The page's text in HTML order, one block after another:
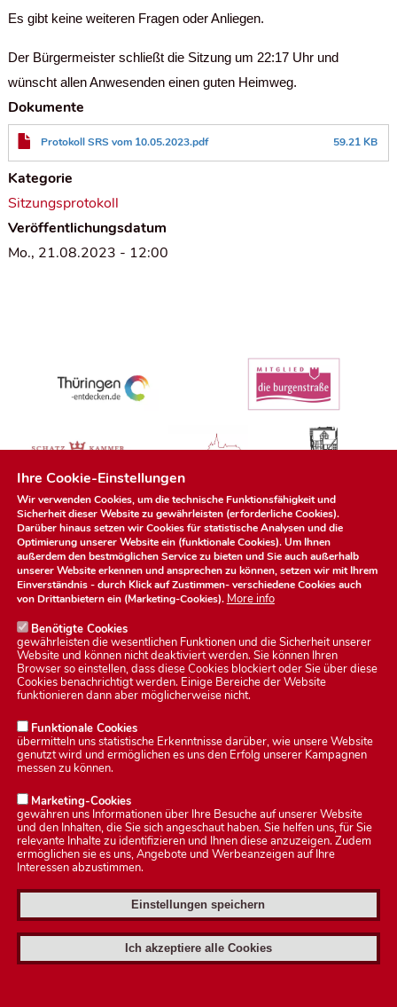
Es gibt keine weiteren Fragen oder Anliegen.
Der Bürgermeister schließt die Sitzung um 22:17 Uhr und
wünscht allen Anwesenden einen guten Heimweg.
Dokumente
Protokoll SRS vom 10.05.2023.pdf 59.21 KB
Kategorie
Sitzungsprotokoll
Veröffentlichungsdatum
Mo., 21.08.2023 - 12:00
Datenschutzerklärung
Ihre Cookie-Einstellungen
Wir verwenden Cookies, um die technische Funktionsfähigkeit und
Sicherheit dieser Website zu gewährleisten (erforderliche Cookies).
Darüber hinaus setzen wir Cookies für statistische Analysen und die
Optimierung unserer Website ein (funktionale Cookies). Um Ihnen
außerdem den bestmöglichen Service zu bieten und Sie auch außerhalb
unserer Website erkennen und ansprechen zu können, setzen wir mit Ihrem
Einverständnis - durch Klick aufZustimmen- verschiedene Cookies auch
von Drittanbietern ein (Marketing-Cookies). More info
Benötigte Cookies
gewährleisten die wesentlichen Funktionen und die Sicherheit unserer
Website und können nicht deaktiviert werden. Sie können Ihren
Browser so einstellen, dass diese Cookies blockiert oder Sie über diese
Cookies benachrichtigt werden. Einige Bereiche der Website
funktionieren dann aber möglicherweise nicht.
Funktionale Cookies
übermitteln uns statistische Erkenntnisse darüber, wie unsere Website
genutzt wird und ermöglichen es uns den Erfolg unserer Kampagnen
messen zu können.
Marketing-Cookies
gewähren uns Informationen über Ihre Besuche auf unserer Website
und den Inhalten, die Sie sich angeschaut haben. Sie helfen uns, für Sie
relevante Inhalte zu identifizieren und Ihnen diese anzuzeigen. Zudem
ermöglichen sie es uns, Angebote und Werbeanzeigen auf Ihre
Interessen abzustimmen.
Einstellungen speichern
Ich akzeptiere alle Cookies